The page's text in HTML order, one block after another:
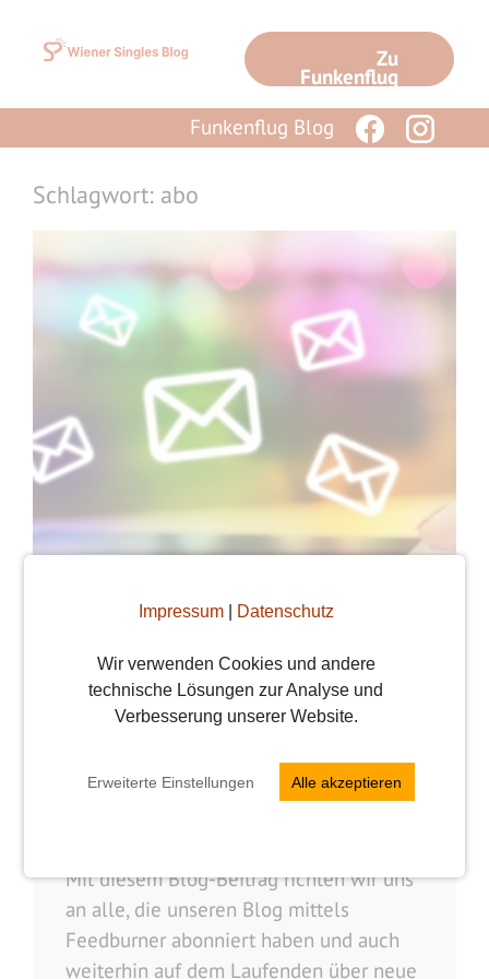
Impressum| Datenschutz
Wir verwenden Cookies und andere
technische Lösungen zur Analyse und
Verbesserung unserer Website.
Erweiterte Einstellungen Alle akzeptieren
Inhalt
Zu
Funkenflug
Funkenflug Blog
Schlagwort: abo
Wichtige Info zum
Blog-Newsletter
Mit diesem Blog-Beitrag richten wir uns
an alle, die unseren Blog mittels
Feedburner abonniert haben und auch
weiterhin auf dem Laufenden über neue